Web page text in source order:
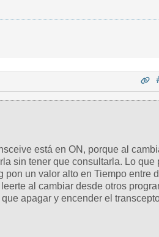
está en ON, porque al
sin tener que consultarla. Lo que
un valor alto en Tiempo entre
al cambiar desde otros
apagar y encender el